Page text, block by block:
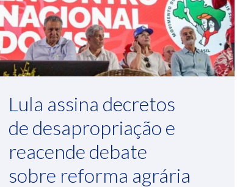
Lula assina decretos
de desapropriação e
reacende debate
sobre reforma agrária